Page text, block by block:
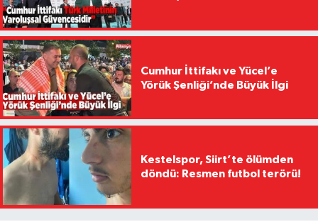
Cumhur İttifakı ve Yücel’e
Yörük Şenliği’nde Büyük İlgi
Kestelspor, Siirt’te ölümden
döndü: Resmen futbol terörü!